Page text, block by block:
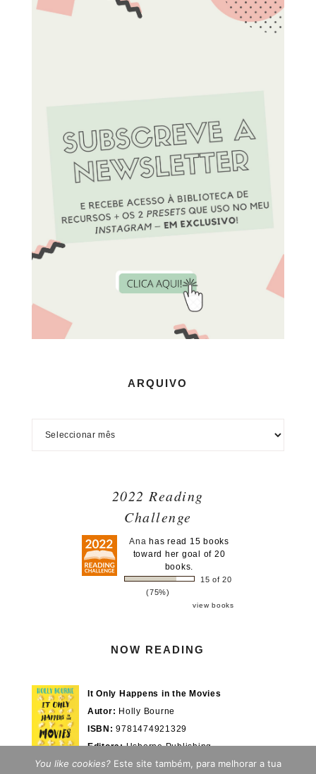
ARQUIVO
2022 Reading
Challenge
Ana has read 15 books
toward her goal of 20
books.
15 of 20
(75%)
view books
NOW READING
It Only Happens in the Movies
Autor: Holly Bourne
ISBN: 9781474921329
Editora:Usborne Publishing
Actualmente em:28/100%
You like cookies? Este site também, para melhorar a tua